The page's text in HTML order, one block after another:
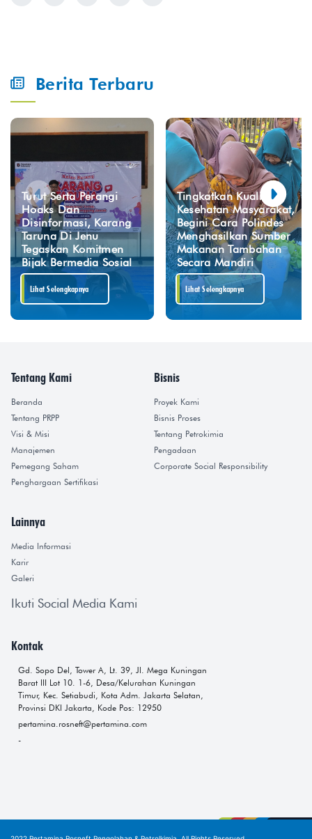
Berita Terbaru
Turut Serta Perangi
Hoaks Dan
Disinformasi, Karang
Taruna Di Jenu
Tegaskan Komitmen
Bijak Bermedia Sosial
Lihat Selengkapnya
Tingkatkan Kualitas
Kesehatan Masyarakat,
Begini Cara Polindes
Menghasilkan Sumber
Makanan Tambahan
Secara Mandiri
Lihat Selengkapnya
Tentang Kami
Beranda
Tentang PRPP
Visi & Misi
Manajemen
Pemegang Saham
Penghargaan Sertifikasi
Bisnis
Proyek Kami
Bisnis Proses
Tentang Petrokimia
Pengadaan
Corporate Social Responsibility
Lainnya
Media Informasi
Karir
Galeri
Ikuti Social Media Kami
Kontak
Gd. Sopo Del, Tower A, Lt. 39, Jl. Mega Kuningan
Barat III Lot 10. 1-6, Desa/Kelurahan Kuningan
Timur, Kec. Setiabudi, Kota Adm. Jakarta Selatan,
Provinsi DKI Jakarta, Kode Pos: 12950
pertamina.rosneft@pertamina.com
-